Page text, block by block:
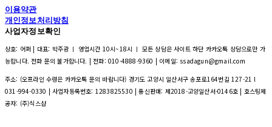
이용약관
개인정보처리방침
사업자정보확인
상호: 어퍼 | 대표: 박주광 ㅣ 영업시간 10시~18시 ㅣ 모든 상담은 사이트 하단 카카오톡 상담으로만 가
능합니다. 전화 문의 불가합니다. | 전화: 010-4888-9360 | 이메일: ssadagun@gmail.com
주소: (오프라인 수령은 카카오톡 문의 바랍니다) 경기도 고양시 일산서구 송포로164번길 127-21 l
031-994-0330 | 사업자등록번호: 1283825530 | 통신판매: 제2018-고양일산서-0146호 | 호스팅제
공자: (주)식스샵